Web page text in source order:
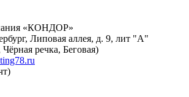
«КОНДОР»
Липовая аллея, д. 9, лит "А"
речка, Беговая)